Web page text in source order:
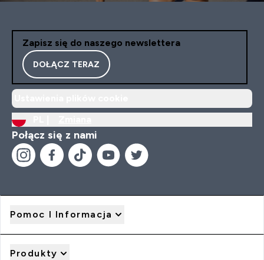
Zapisz się do naszego newslettera
DOŁĄCZ TERAZ
Połącz się z nami
Pomoc I Informacja
Produkty